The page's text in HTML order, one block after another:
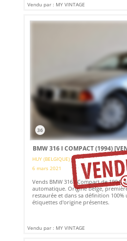
Vendu par : MY VINTAGE
36
BMW 316 I COMPACT (1994)
HUY (BELGIQUE)
6 mars 2021
Vends BMW 316 I Compact de 1994,
automatique. Origine belge,
restaurée et dans sa définition 100%
étiquettes d'origine présentes.
Vendu par : MY VINTAGE